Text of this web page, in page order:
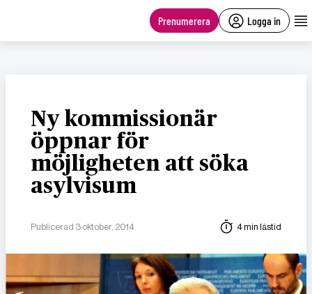
Prenumerera Logga in
Ny kommissionär
öppnar för
möjligheten att söka
asylvisum
Publicerad 3 oktober, 2014 4 min lästid